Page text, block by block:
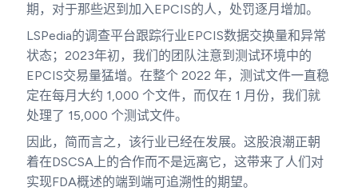
期，对于那些迟到加入EPCIS的人，处罚逐月增加。
LSPedia的调查平台跟踪行业EPCIS数据交换量和异常
状态；2023年初，我们的团队注意到测试环境中的
EPCIS交易量猛增。在整个 2022 年，测试文件一直稳
定在每月大约 1,000 个文件，而仅在 1 月份，我们就
处理了 15,000 个测试文件。
因此，简而言之，该行业已经在发展。这股浪潮正朝
着在DSCSA上的合作而不是远离它，这带来了人们对
实现FDA概述的端到端可追溯性的期望。